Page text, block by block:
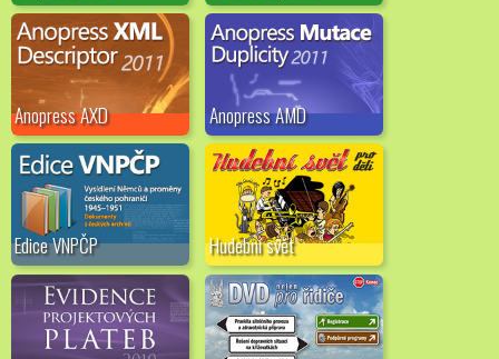
Anopress AXD Anopress AMD
Edice VNPČP Hudební svět